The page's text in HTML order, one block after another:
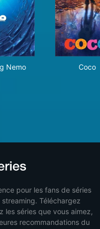
Nemo Coco
pour les fans de séries
Téléchargez
les séries que vous aimez,
recommandations du